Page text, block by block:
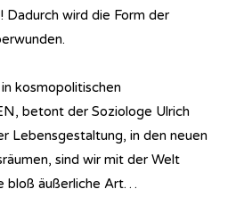
Dadurch wird die Form der
kosmopolitischen
betont der Soziologe Ulrich
Lebensgestaltung, in den neuen
sind wir mit der Welt
bloß äußerliche Art…